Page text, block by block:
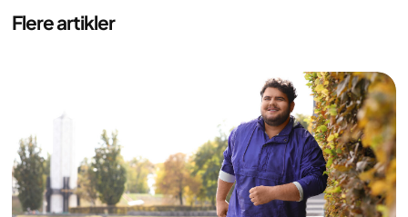
Flere artikler